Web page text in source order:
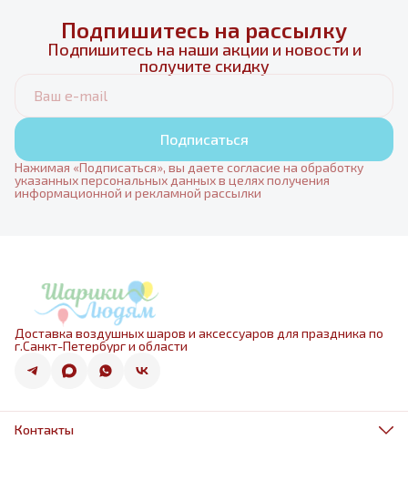
Подпишитесь на рассылку
Подпишитесь на наши акции и новости и
получите скидку
Подписаться
Нажимая «Подписаться», вы даете согласие на обработку
указанных персональных данных в целях получения
информационной и рекламной рассылки
Доставка воздушных шаров и аксессуаров для праздника по
г.Санкт-Петербург и области
Контакты